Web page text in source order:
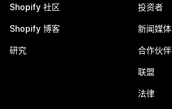
Shopify 社区
Shopify 博客
研究
投资者
新闻媒体
合作伙伴
联盟
法律